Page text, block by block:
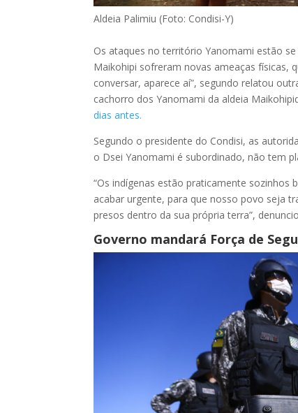
Aldeia Palimiu (Foto: Condisi-Y)
Os ataques no território Yanomami estão
Maikohipi sofreram novas ameaças físicas,
conversar, aparece aí”, segundo relatou
cachorro dos Yanomami da aldeia
dias antes.
Segundo o presidente do Condisi, as
o Dsei Yanomami é subordinado, não tem
“Os indígenas estão praticamente sozinhos
acabar urgente, para que nosso povo seja
presos dentro da sua própria terra”,
Governo mandará Força de